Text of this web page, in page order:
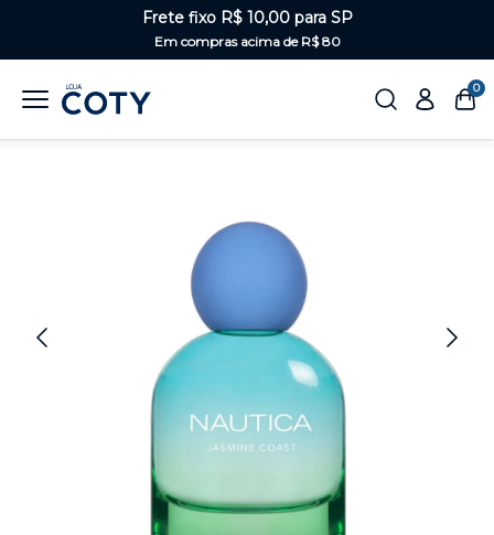
Frete fixo R$ 10,00 para SP
Em compras acima de R$ 80
0